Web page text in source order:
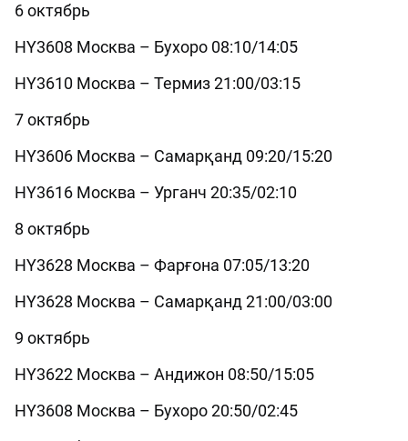
6 октябрь
HY3608 Москва – Бухоро 08:10/14:05
HY3610 Москва – Термиз 21:00/03:15
7 октябрь
HY3606 Москва – Самарқанд 09:20/15:20
HY3616 Москва – Урганч 20:35/02:10
8 октябрь
HY3628 Москва – Фарғона 07:05/13:20
HY3628 Москва – Самарқанд 21:00/03:00
9 октябрь
HY3622 Москва – Андижон 08:50/15:05
HY3608 Москва – Бухоро 20:50/02:45